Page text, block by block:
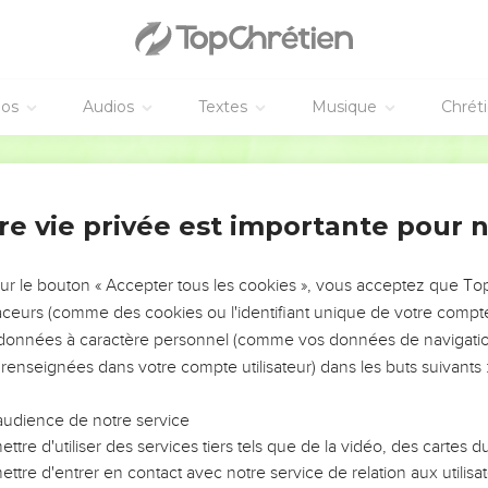
Audios Textes Musique
beaucoup de ceux de mon âge et de ma race, car
mis à part dès le sein de ma mère, et qui m’a appelé par
en moi son Fils, pour que je l’annonce parmi les païens,
suis monté à Jérusalem pour faire la connaissance de Céphas,
autre des apôtres, si ce n’est Jacques, le frère du Seigneur.
voici : devant Dieu, je ne mens pas.
les contrées de la Syrie et de la Cilicie.
entendu dire : Celui qui autrefois nous persécutait, annonce
vie privée est importante pour
le bouton « Accepter tous les cookies », vous acceptez que
(comme des cookies ou l'identifiant unique de votre
à caractère personnel (comme vos données de
dans votre compte utilisateur) dans les buts suivants :
de notre service
d'utiliser des services tiers tels que de la vidéo, des cartes
d'entrer en contact avec notre service de relation aux